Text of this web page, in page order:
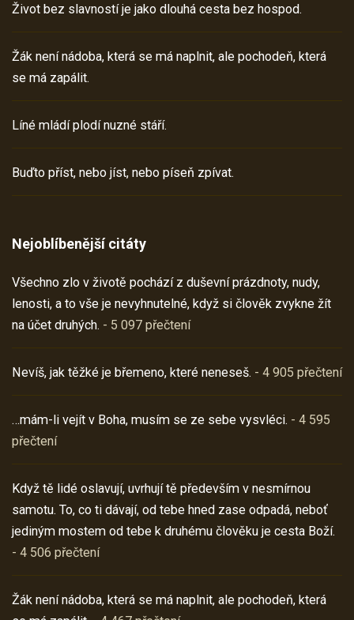
Život bez slavností je jako dlouhá cesta bez hospod.
Žák není nádoba, která se má naplnit, ale pochodeň, která
se má zapálit.
Líné mládí plodí nuzné stáří.
Buďto příst, nebo jíst, nebo píseň zpívat.
Nejoblíbenější citáty
Všechno zlo v životě pochází z duševní prázdnoty, nudy,
lenosti, a to vše je nevyhnutelné, když si člověk zvykne žít
na účet druhých. - 5 097 přečtení
Nevíš, jak těžké je břemeno, které neneseš. - 4 905 přečtení
…mám-li vejít v Boha, musím se ze sebe vysvléci. - 4 595
přečtení
Když tě lidé oslavují, uvrhují tě především v nesmírnou
samotu. To, co ti dávají, od tebe hned zase odpadá, neboť
jediným mostem od tebe k druhému člověku je cesta Boží.
- 4 506 přečtení
Žák není nádoba, která se má naplnit, ale pochodeň, která